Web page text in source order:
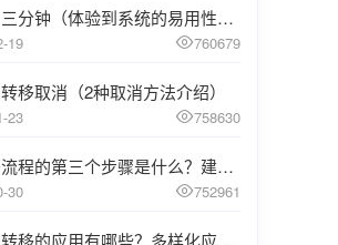
云呼试用三分钟（体验到系统的易用性和高效性）
19 760679
移取消（2种取消方法介绍）
23 758630
客服服务流程的第三个步骤是什么？建议企业阅读
30 752961
座机呼叫转移的应用有哪些？多样化应用场景解析